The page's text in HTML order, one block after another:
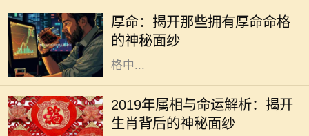
厚命：揭开那些拥有厚命命格
的神秘面纱
令人着迷且神秘的话题。无论是算
命、风水，还是命理学，都是我们探
索未来和命运的工具。而在众多的命
格中...
2019年属相与命运解析：揭开
生肖背后的神秘面纱
2019年是中国农历的己亥年，亥年对
应的属相是猪。猪在中华文化中象征
着财富与好运，常常被认为是富裕与
幸福的象征。猪年出生的人通常被视